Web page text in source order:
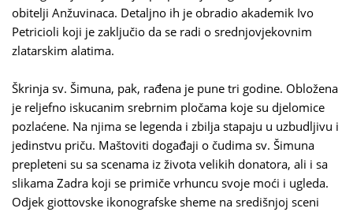
obitelji Anžuvinaca. Detaljno ih je obradio akademik Ivo
Petricioli koji je zaključio da se radi o srednjovjekovnim
zlatarskim alatima.
Škrinja sv. Šimuna, pak, rađena je pune tri godine. Obložena
je reljefno iskucanim srebrnim pločama koje su djelomice
pozlaćene. Na njima se legenda i zbilja stapaju u uzbudljivu i
jedinstvu priču. Maštoviti događaji o čudima sv. Šimuna
prepleteni su sa scenama iz života velikih donatora, ali i sa
slikama Zadra koji se primiče vrhuncu svoje moći i ugleda.
Odjek giottovske ikonografske sheme na središnjoj sceni